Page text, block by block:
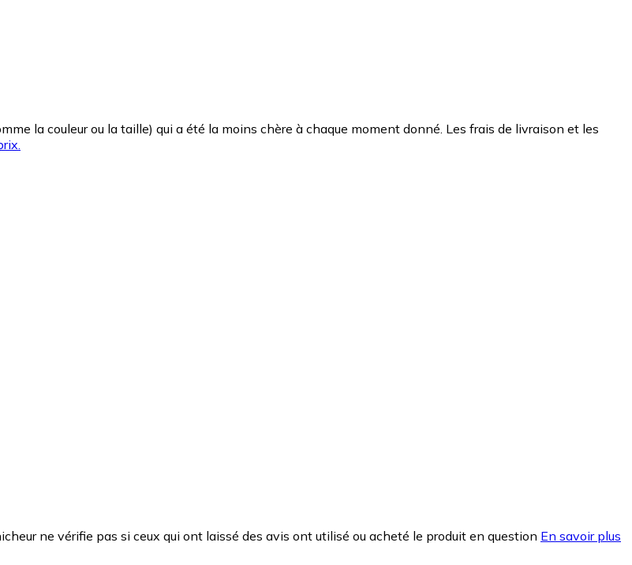
la couleur ou la taille) qui a été la moins chère à chaque moment donné. Les frais de livraison et les
ne vérifie pas si ceux qui ont laissé des avis ont utilisé ou acheté le produit en question En savoir plus